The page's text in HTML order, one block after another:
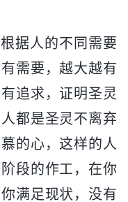
据人的不同需要
需要，越大越有
追求，证明圣灵
都是圣灵不离弃
的心，这样的人
段的作工，在你
满足现状，没有